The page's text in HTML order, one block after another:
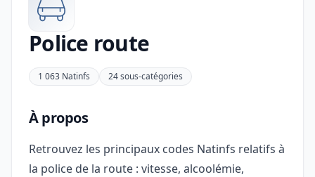
Police route
1 063 Natinfs 24 sous-catégories
À propos
Retrouvez les principaux codes Natinfs relatifs à
la police de la route : vitesse, alcoolémie,